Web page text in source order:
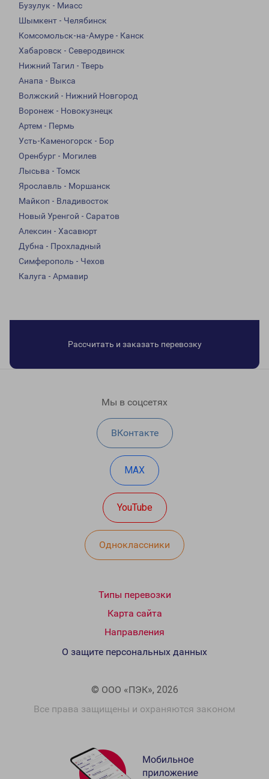
Бузулук - Миасс
Шымкент - Челябинск
Комсомольск-на-Амуре - Канск
Хабаровск - Северодвинск
Нижний Тагил - Тверь
Анапа - Выкса
Волжский - Нижний Новгород
Воронеж - Новокузнецк
Артем - Пермь
Усть-Каменогорск - Бор
Оренбург - Могилев
Лысьва - Томск
Ярославль - Моршанск
Майкоп - Владивосток
Новый Уренгой - Саратов
Алексин - Хасавюрт
Дубна - Прохладный
Симферополь - Чехов
Калуга - Армавир
Рассчитать и заказать перевозку
Мы в соцсетях
ВКонтакте
MAX
YouTube
Одноклассники
Типы перевозки
Карта сайта
Направления
© ООО «ПЭК», 2026
Все права защищены и охраняются законом
О защите персональных данных